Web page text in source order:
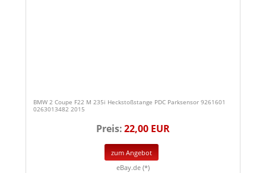
BMW 2 Coupe F22 M 235i Heckstoßstange PDC Parksensor 9261601
0263013482 2015
Preis:22,00 EUR
zum Angebot
eBay.de (*)